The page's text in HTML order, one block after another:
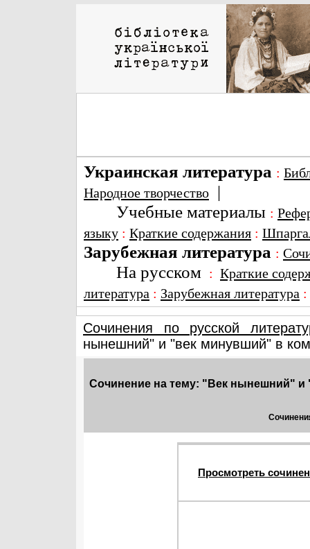
Украинская литература :
Народное творчество |
Учебные материалы :
языку : Краткие содержания :
Зарубежная литература :
На русском : Краткие
литература : Зарубежная литература
Сочинения по русской
нынешний" и "век минувший" в
Сочинение на тему: "Век нынешний" и
Просмотреть